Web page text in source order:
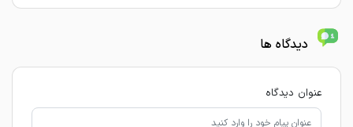
دیدگاه ها
عنوان دیدگاه